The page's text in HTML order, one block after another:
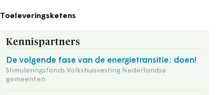
Toeleveringsketens
Kennispartners
De volgende fase van de energietransitie: doen!
Stimuleringsfonds Volkshuisvesting Nederlandse
gemeenten